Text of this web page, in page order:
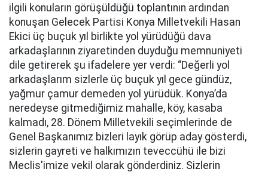
ilgili konuların görüşüldüğü toplantının ardından
konuşan Gelecek Partisi Konya Milletvekili Hasan
Ekici üç buçuk yıl birlikte yol yürüdüğü dava
arkadaşlarının ziyaretinden duyduğu memnuniyeti
dile getirerek şu ifadelere yer verdi: “Değerli yol
arkadaşlarım sizlerle üç buçuk yıl gece gündüz,
yağmur çamur demeden yol yürüdük. Konya’da
neredeyse gitmediğimiz mahalle, köy, kasaba
kalmadı, 28. Dönem Milletvekili seçimlerinde de
Genel Başkanımız bizleri layık görüp aday gösterdi,
sizlerin gayreti ve halkımızın teveccühü ile bizi
Meclis'imize vekil olarak gönderdiniz. Sizlerin